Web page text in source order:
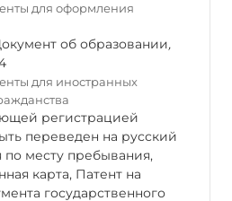
для оформления
об образовании,
для иностранных
регистрацией
переведен на русский
по месту пребывания,
карта, Патент на
государственного